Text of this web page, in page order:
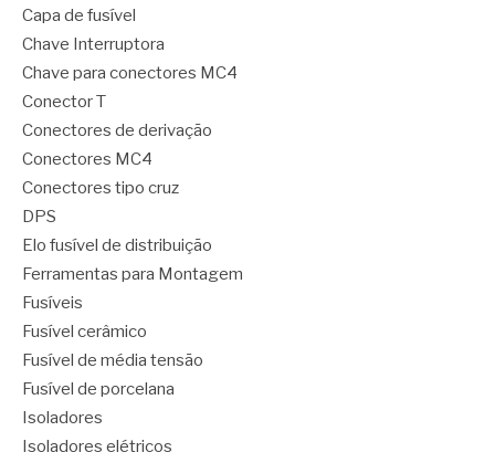
Capa de fusível
Chave Interruptora
Chave para conectores MC4
Conector T
Conectores de derivação
Conectores MC4
Conectores tipo cruz
DPS
Elo fusível de distribuição
Ferramentas para Montagem
Fusíveis
Fusível cerâmico
Fusível de média tensão
Fusível de porcelana
Isoladores
Isoladores elétricos